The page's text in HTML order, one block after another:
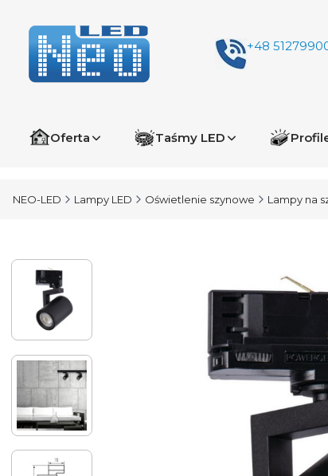
+48
Oferta Taśmy LED
NEO-LED Lampy LED Oświetlenie szynowe Lampy na